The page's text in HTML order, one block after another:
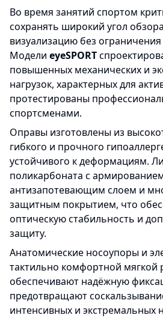
Во время занятий спортом
сохранять широкий угол
визуализацию без
Модели eyeSPORT
повышенных механических и
нагрузок, характерных для
протестированы
спортсменами.
Оправы изготовлены из
гибкого и прочного
устойчивого к деформациям.
поликарбоната с
антизапотевающим слоем и
защитным покрытием, что
оптическую стабильность и
защиту.
Анатомические носоупоры и
тактильно комфортной мягкой
обеспечивают надёжную
предотвращают
интенсивных и экстремальных